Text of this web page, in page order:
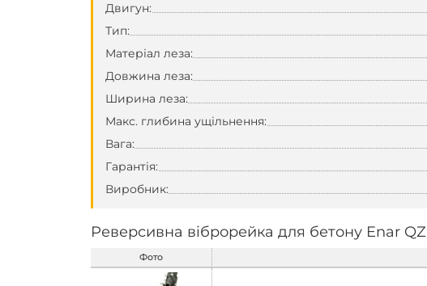
Двигун:
Тип:
Матеріал леза:
Довжина леза:
Ширина леза:
Макс. глибина ущільнення:
Вага:
Гарантія:
Виробник:
Реверсивна віброрейка для бетону Enar QZ
Фото